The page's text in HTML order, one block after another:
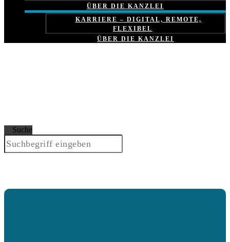
ÜBER DIE KANZLEI
KARRIERE – DIGITAL, REMOTE,
FLEXIBEL
ÜBER DIE KANZLEI
Suche